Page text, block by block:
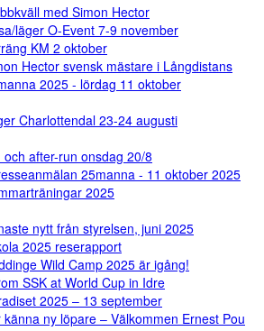
med Simon Hector
läger O-Event 7-9 november
KM 2 oktober
Hector svensk mästare i Långdistans
2025 - lördag 11 oktober
Charlottendal 23-24 augusti
och after-run onsdag 20/8
25manna - 11 oktober 2025
2025
nytt från styrelsen, juni 2025
2025 reserapport
Wild Camp 2025 är igång!
SSK at World Cup in Idre
2025 – 13 september
känna ny löpare – Välkommen Ernest Pou